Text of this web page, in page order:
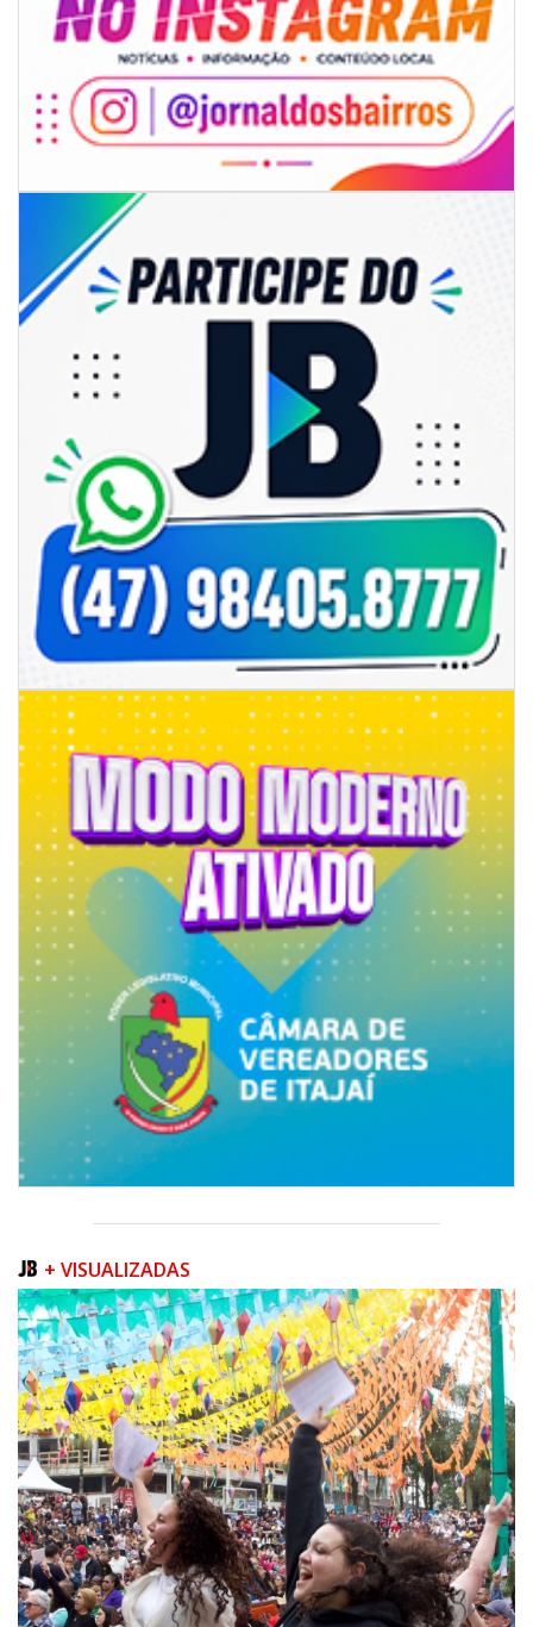
06/08/2026 | 07:00
Inscrições para a exploração da gastronomia do 14º Acampamento
CAMBORIÚ
06/08/2026 | 07:00
Camboriú: exposição de arte transforma o Paço Municipal em um espaço
de cultura
CAMBORIÚ
06/08/2026 | 07:00
Camboriú inicia obra que ampliará conexão entre vias e reforçará
mobilidade urbana
PORTO BELO
+ VISUALIZADAS